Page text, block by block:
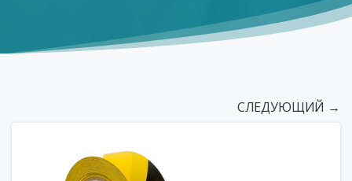
СЛЕДУЮЩИЙ →